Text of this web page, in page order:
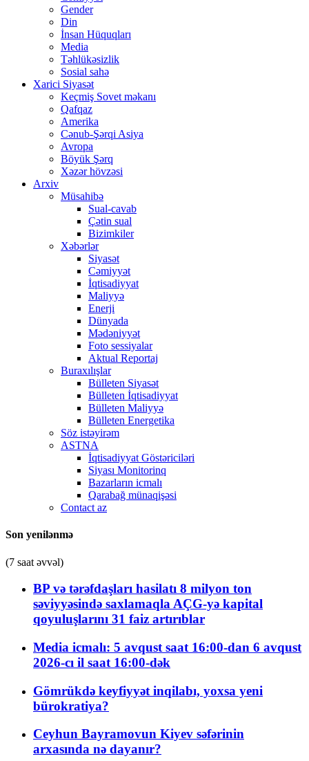
Gender
Din
İnsan Hüquqları
Media
Təhlükəsizlik
Sosial sahə
Xarici Siyasət
Keçmiş Sovet məkanı
Qafqaz
Amerika
Cənub-Şərqi Asiya
Avropa
Böyük Şərq
Xəzər hövzəsi
Arxiv
Müsahibə
Sual-cavab
Çətin sual
Bizimkiler
Xəbərlər
Siyasət
Cəmiyyət
İqtisadiyyat
Maliyyə
Enerji
Dünyada
Mədəniyyət
Foto sessiyalar
Aktual Reportaj
Buraxılışlar
Bülleten Siyasət
Bülleten İqtisadiyyat
Bülleten Maliyyə
Bülleten Energetika
Söz istəyirəm
ASTNA
İqtisadiyyat Göstəriciləri
Siyası Monitorinq
Bazarların icmalı
Qarabağ münaqişəsi
Contact az
Son yenilənmə
(7 saat əvvəl)
BP və tərəfdaşları hasilatı 8 milyon ton
səviyyəsində saxlamaqla AÇG-yə kapital
qoyuluşlarını 31 faiz artırıblar
Media icmalı: 5 avqust saat 16:00-dan 6 avqust
2026-cı il saat 16:00-dək
Gömrükdə keyfiyyət inqilabı, yoxsa yeni
bürokratiya?
Ceyhun Bayramovun Kiyev səfərinin
arxasında nə dayanır?